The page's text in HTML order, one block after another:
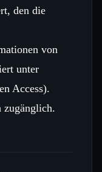
den die
von
unter
Access).
zugänglich.